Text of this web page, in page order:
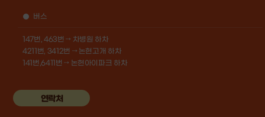
버스
147번, 463번 → 차병원 하차
4211번, 3412번 → 논현고개 하차
141번,6411번 → 논현아이파크 하차
연락처